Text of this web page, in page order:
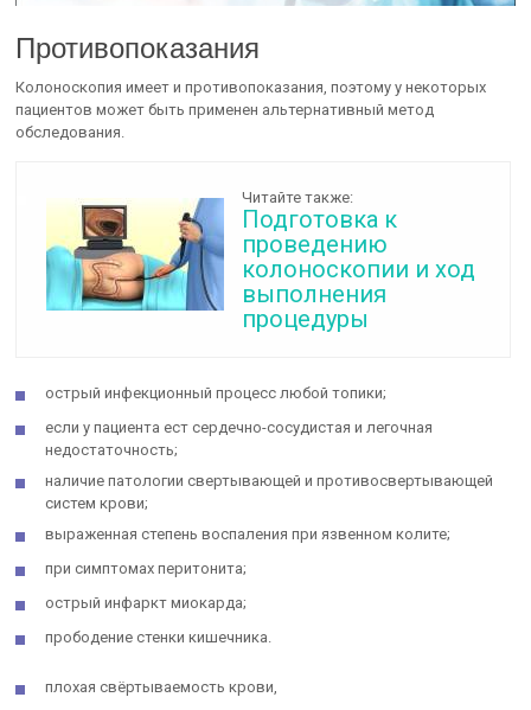
Противопоказания
Колоноскопия имеет и противопоказания, поэтому у некоторых
пациентов может быть применен альтернативный метод
обследования.
Читайте также:
Подготовка к
проведению
колоноскопии и ход
выполнения
процедуры
острый инфекционный процесс любой топики;
если у пациента ест сердечно-сосудистая и легочная
недостаточность;
наличие патологии свертывающей и противосвертывающей
систем крови;
выраженная степень воспаления при язвенном колите;
при симптомах перитонита;
острый инфаркт миокарда;
прободение стенки кишечника.
плохая свёртываемость крови,